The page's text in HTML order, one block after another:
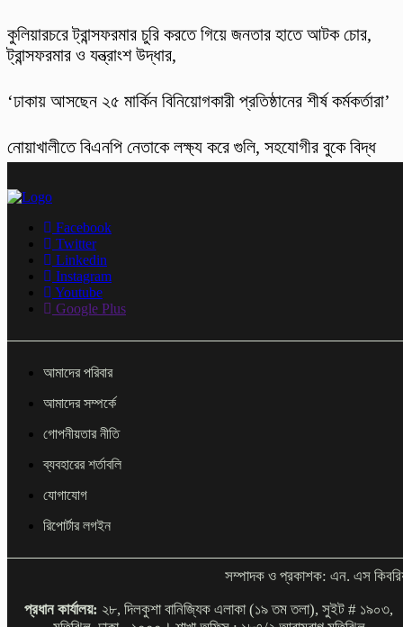
কুলিয়ারচরে ট্রান্সফরমার চুরি করতে গিয়ে জনতার হাতে আটক চোর,
ট্রান্সফরমার ও যন্ত্রাংশ উদ্ধার,
‘ঢাকায় আসছেন ২৫ মার্কিন বিনিয়োগকারী প্রতিষ্ঠানের শীর্ষ কর্মকর্তারা’
নোয়াখালীতে বিএনপি নেতাকে লক্ষ্য করে গুলি, সহযোগীর বুকে বিদ্ধ
Facebook
Twitter
Linkedin
Instagram
Youtube
Google Plus
আমাদের পরিবার
আমাদের সম্পর্কে
গোপনীয়তার নীতি
ব্যবহারের শর্তাবলি
যোগাযোগ
রিপোর্টার লগইন
সম্পাদক ও প্রকাশক: এন. এস
প্রধান কার্যালয়: ২৮, দিলকুশা বানিজ্যিক এলাকা (১৯ তম তলা), সুইট # ১৯০৩,